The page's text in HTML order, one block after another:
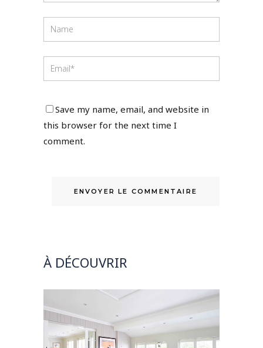
Save my name, email, and website in
this browser for the next time I
comment.